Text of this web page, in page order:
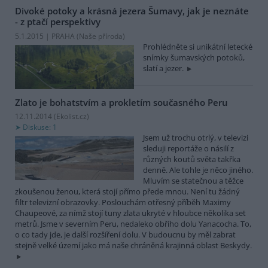
Divoké potoky a krásná jezera Šumavy, jak je neznáte
- z ptačí perspektivy
5.1.2015 | PRAHA (Naše příroda)
Prohlédněte si unikátní letecké
snímky šumavských potoků,
slatí a jezer.
Zlato je bohatstvím a prokletím současného Peru
12.11.2014 (Ekolist.cz)
Diskuse: 1
Jsem už trochu otrlý, v televizi
sleduji reportáže o násilí z
různých koutů světa takřka
denně. Ale tohle je něco jiného.
Mluvím se statečnou a těžce
zkoušenou ženou, která stojí přímo přede mnou. Není tu žádný
filtr televizní obrazovky. Poslouchám otřesný příběh Maximy
Chaupeové, za nímž stojí tuny zlata ukryté v hloubce několika set
metrů. Jsme v severním Peru, nedaleko obřího dolu Yanacocha. To,
o co tady jde, je další rozšíření dolu. V budoucnu by měl zabrat
stejně velké území jako má naše chráněná krajinná oblast Beskydy.